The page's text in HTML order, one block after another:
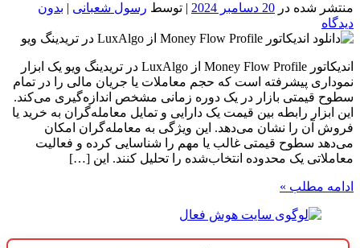
منتشر شده در 20 دسامبر 2024 | توسط رسول شعبانی | بدون
دیدگاه
اندیکاتور Money Flow Profile از LuxAlgo در تریدینگ ویو یک ابزار
نموداری پیشرفته است که حجم معاملات یا جریان مالی را در تمام
سطوح قیمتی بازار در یک دوره زمانی مشخص اندازه‌گیری می‌کند.
این ابزار رابطه بین قیمت یک دارایی و تمایل معامله‌گران به خرید یا
فروش آن را نشان می‌دهد. این ویژگی به معامله‌گران امکان
می‌دهد سطوح قیمتی غالب یا مهم را شناسایی کرده و فعالیت
معاملاتی یک محدوده انتخاب‌شده را تحلیل کنند. این […]
ادامه مطلب »